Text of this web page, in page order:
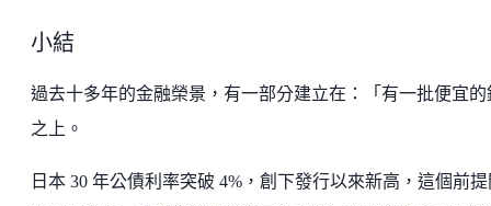
小結
過去十多年的金融榮景，有一部分建立在：「有一批便宜的
之上。
日本 30 年公債利率突破 4%，創下發行以來新高，這個前